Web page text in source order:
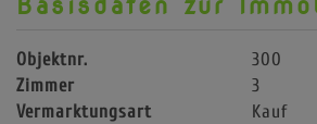
Objektnr.
300
Zimmer
3
Vermarktungsart
Kauf